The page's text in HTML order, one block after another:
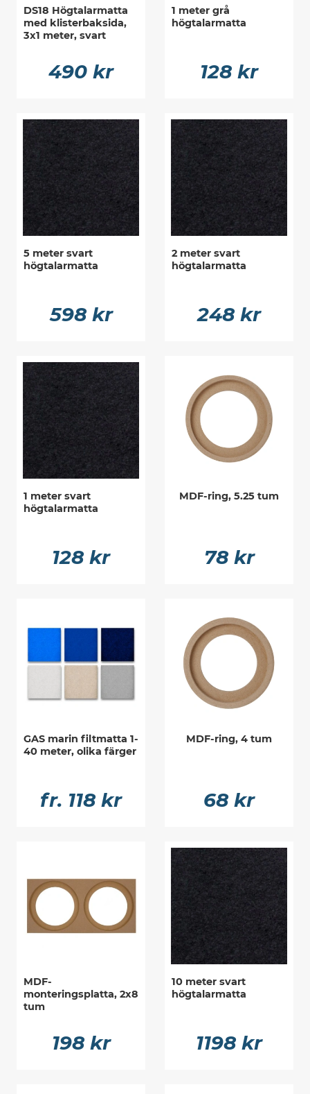
DS18 Högtalarmatta
med klisterbaksida,
3x1 meter, svart
490 kr
1 meter grå
högtalarmatta
128 kr
5 meter svart
högtalarmatta
598 kr
2 meter svart
högtalarmatta
248 kr
1 meter svart
högtalarmatta
128 kr
MDF-ring, 5.25 tum
78 kr
GAS marin filtmatta 1-
40 meter, olika färger
fr. 118 kr
MDF-ring, 4 tum
68 kr
MDF-
monteringsplatta, 2x8
tum
198 kr
10 meter svart
högtalarmatta
1198 kr